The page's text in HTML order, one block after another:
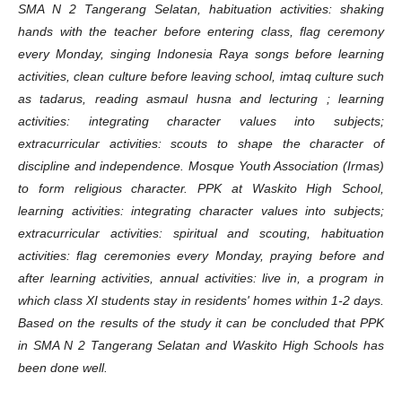
SMA N 2 Tangerang Selatan, habituation activities: shaking
hands with the teacher before entering class, flag ceremony
every Monday, singing Indonesia Raya songs before learning
activities, clean culture before leaving school, imtaq culture such
as tadarus, reading asmaul husna and lecturing ; learning
activities: integrating character values into subjects;
extracurricular activities: scouts to shape the character of
discipline and independence. Mosque Youth Association (Irmas)
to form religious character. PPK at Waskito High School,
learning activities: integrating character values into subjects;
extracurricular activities: spiritual and scouting, habituation
activities: flag ceremonies every Monday, praying before and
after learning activities, annual activities: live in, a program in
which class XI students stay in residents' homes within 1-2 days.
Based on the results of the study it can be concluded that PPK
in SMA N 2 Tangerang Selatan and Waskito High Schools has
been done well.